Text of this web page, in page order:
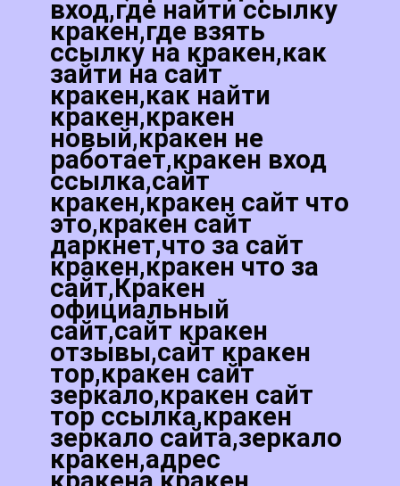
вход,где найти ссылку
кракен,где взять
ссылку на кракен,как
зайти на сайт
кракен,как найти
кракен,кракен
новый,кракен не
работает,кракен вход
ссылка,сайт
кракен,кракен сайт что
это,кракен сайт
даркнет,что за сайт
кракен,кракен что за
сайт,Кракен
официальный
сайт,сайт кракен
отзывы,сайт кракен
тор,кракен сайт
зеркало,кракен сайт
тор ссылка,кракен
зеркало сайта,зеркало
кракен,адрес